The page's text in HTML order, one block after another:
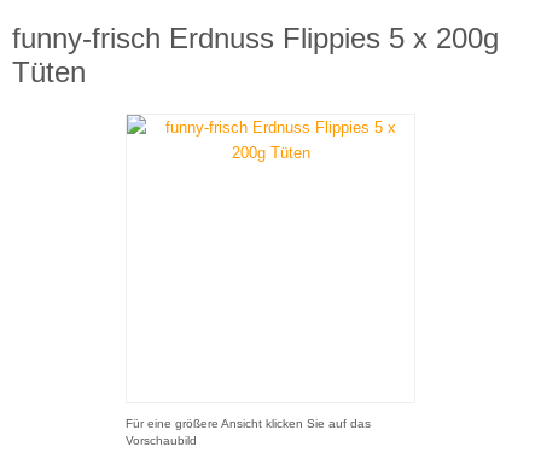
funny-frisch Erdnuss Flippies 5 x 200g
Tüten
Für eine größere Ansicht klicken Sie auf das
Vorschaubild